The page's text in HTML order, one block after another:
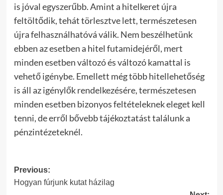
is jóval egyszerűbb. Amint a hitelkeret újra
feltöltődik, tehát törlesztve lett, természetesen
újra felhasználhatóvá válik. Nem beszélhetünk
ebben az esetben a hitel futamidejéről, mert
minden esetben változó és változó kamattal is
vehető igénybe. Emellett még több hitellehetőség
is áll az igénylők rendelkezésére, természetesen
minden esetben bizonyos feltételeknek eleget kell
tenni, de erről bővebb tájékoztatást találunk a
pénzintézeteknél.
Post
navigation
Previous:
Hogyan fúrjunk kutat házilag